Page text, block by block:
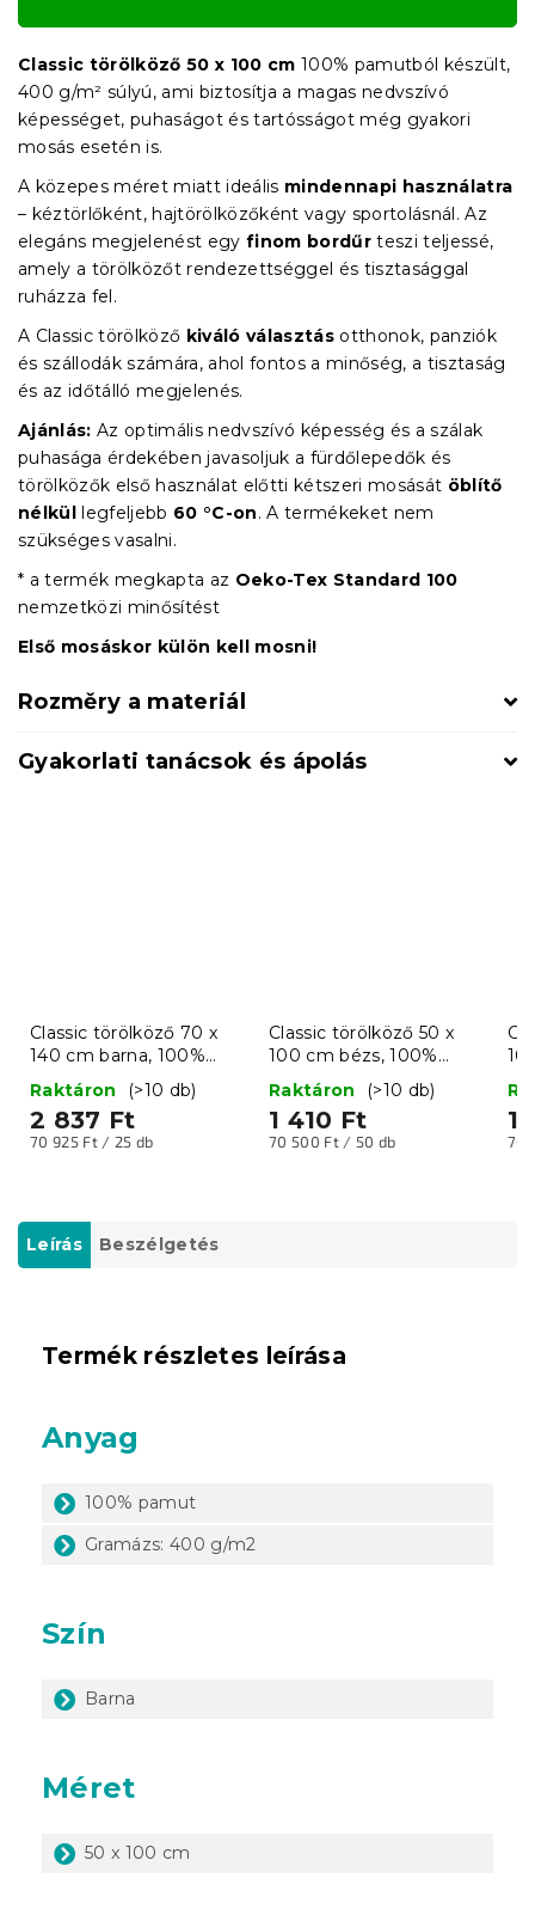
Classic törölköző 50 x 100 cm 100% pamutból készült,
400 g/m² súlyú, ami biztosítja a magas nedvszívó
képességet, puhaságot és tartósságot még gyakori
mosás esetén is.
A közepes méret miatt ideális mindennapi használatra
– kéztörlőként, hajtörölközőként vagy sportolásnál. Az
elegáns megjelenést egy finom bordűr teszi teljessé,
amely a törölközőt rendezettséggel és tisztasággal
ruházza fel.
A Classic törölköző kiváló választás otthonok, panziók
és szállodák számára, ahol fontos a minőség, a tisztaság
és az időtálló megjelenés.
Ajánlás: Az optimális nedvszívó képesség és a szálak
puhasága érdekében javasoljuk a fürdőlepedők és
törölközők első használat előtti kétszeri mosását öblítő
nélkül legfeljebb 60 °C-on. A termékeket nem
szükséges vasalni.
* a termék megkapta az Oeko-Tex Standard 100
nemzetközi minősítést
Első mosáskor külön kell mosni!
Rozměry a materiál
Gyakorlati tanácsok és ápolás
Classic törölköző 70 x
140 cm barna, 100%
pamut
Raktáron (>10 db)
2 837 Ft
Egységár:
70 925 Ft / 25 db
Classic törölköző 50 x
100 cm bézs, 100%
pamut
Raktáron (>10 db)
1 410 Ft
Egységár:
70 500 Ft / 50 db
1
70
Leírás Beszélgetés
Termék részletes leírása
Anyag
100% pamut
Gramázs: 400 g/m2
Szín
Barna
Méret
50 x 100 cm